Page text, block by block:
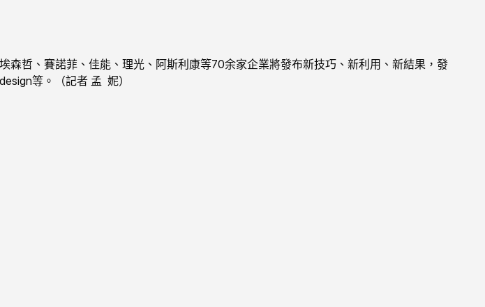
哲、賽諾菲、佳能、理光、阿斯利康等70余家企業將發布新技巧、新利用、新結果，發
等。（記者 孟 妮）